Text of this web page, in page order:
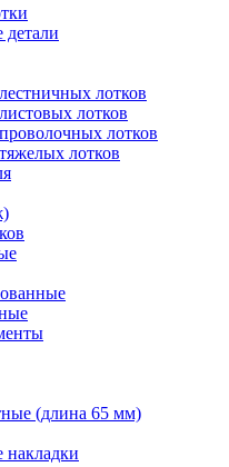
лотков
лотков
лотков
лотков
(длина 65 мм)
накладки